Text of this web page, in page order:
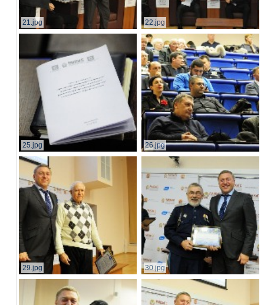
21.jpg 22.jpg
25.jpg 26.jpg
29.jpg 30.jpg